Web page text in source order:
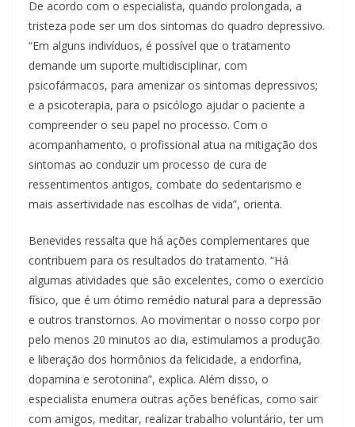
De acordo com o especialista, quando prolongada, a
tristeza pode ser um dos sintomas do quadro depressivo.
“Em alguns indivíduos, é possível que o tratamento
demande um suporte multidisciplinar, com
psicofármacos, para amenizar os sintomas depressivos;
e a psicoterapia, para o psicólogo ajudar o paciente a
compreender o seu papel no processo. Com o
acompanhamento, o profissional atua na mitigação dos
sintomas ao conduzir um processo de cura de
ressentimentos antigos, combate do sedentarismo e
mais assertividade nas escolhas de vida”, orienta.
Benevides ressalta que há ações complementares que
contribuem para os resultados do tratamento. “Há
algumas atividades que são excelentes, como o exercício
físico, que é um ótimo remédio natural para a depressão
e outros transtornos. Ao movimentar o nosso corpo por
pelo menos 20 minutos ao dia, estimulamos a produção
e liberação dos hormônios da felicidade, a endorfina,
dopamina e serotonina”, explica. Além disso, o
especialista enumera outras ações benéficas, como sair
com amigos, meditar, realizar trabalho voluntário, ter um